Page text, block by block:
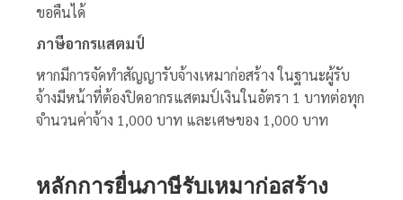
ขอคืนได้
ภาษีอากรแสตมป์
หากมีการจัดทำสัญญารับจ้างเหมาก่อสร้าง ในฐานะผู้รับ
จ้างมีหน้าที่ต้องปิดอากรแสตมป์เงินในอัตรา 1 บาทต่อทุก
จำนวนค่าจ้าง 1,000 บาท และเศษของ 1,000 บาท
หลักการยื่นภาษีรับเหมาก่อสร้าง